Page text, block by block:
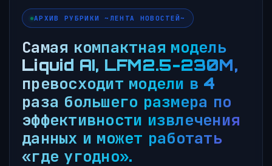
АРХИВ РУБРИКИ ~ЛЕНТА НОВОСТЕЙ~
Самая компактная модель
Liquid AI, LFM2.5-230M,
превосходит модели в 4
раза большего размера по
эффективности извлечения
данных и может работать
«где угодно».